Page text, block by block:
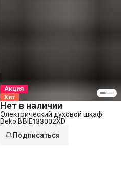
Акция
Хит
Нет в наличии
Электрический духовой шкаф
Beko BBIE133002XD
Подписаться